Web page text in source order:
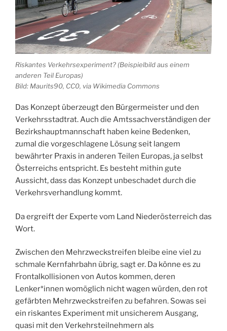
Riskantes Verkehrsexperiment? (Beispielbild aus einem
anderen Teil Europas)
Bild: Maurits90, CC0, via Wikimedia Commons
Das Konzept überzeugt den Bürgermeister und den
Verkehrsstadtrat. Auch die Amtssachverständigen der
Bezirkshauptmannschaft haben keine Bedenken,
zumal die vorgeschlagene Lösung seit langem
bewährter Praxis in anderen Teilen Europas, ja selbst
Österreichs entspricht. Es besteht mithin gute
Aussicht, dass das Konzept unbeschadet durch die
Verkehrsverhandlung kommt.
Da ergreift der Experte vom Land Niederösterreich das
Wort.
Zwischen den Mehrzweckstreifen bleibe eine viel zu
schmale Kernfahrbahn übrig, sagt er. Da könne es zu
Frontalkollisionen von Autos kommen, deren
Lenker*innen womöglich nicht wagen würden, den rot
gefärbten Mehrzweckstreifen zu befahren. Sowas sei
ein riskantes Experiment mit unsicherem Ausgang,
quasi mit den Verkehrsteilnehmern als